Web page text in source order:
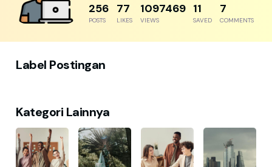
256
POSTS
77
LIKES
1097469
VIEWS
11
SAVED
7
COMMENTS
Label Postingan
Kategori Lainnya